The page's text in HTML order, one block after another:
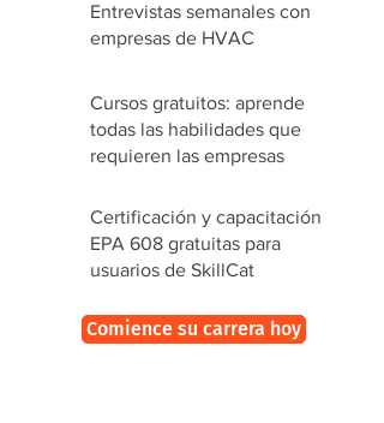
Entrevistas semanales con
empresas de HVAC
Cursos gratuitos: aprende
todas las habilidades que
requieren las empresas
Certificación y capacitación
EPA 608 gratuitas para
usuarios de SkillCat
Comience su carrera hoy